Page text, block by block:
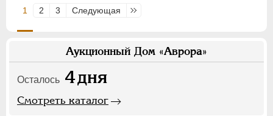
1 2 3 Следующая Последняя
Аукционный Дом «Аврора»
Осталось 4дня
Смотреть каталог